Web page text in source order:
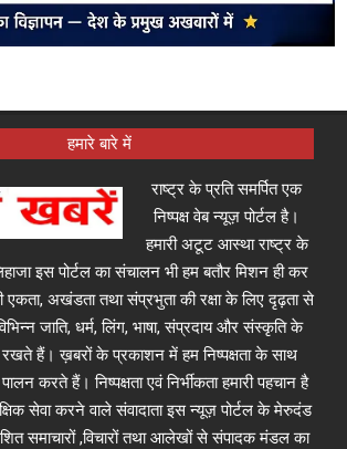
हमारे बारे में
राष्ट्र के प्रति समर्पित एक
निष्पक्ष वेब न्यूज़ पोर्टल है।
हमारी अटूट आस्था राष्ट्र के
इस पोर्टल का संचालन भी हम बतौर मिशन ही कर
एकता, अखंडता तथा संप्रभुता की रक्षा के लिए दृढ़ता से
जाति, धर्म, लिंग, भाषा, संप्रदाय और संस्कृति के
रखते हैं। ख़बरों के प्रकाशन में हम निष्पक्षता के साथ
करते हैं। निष्पक्षता एवं निर्भीकता हमारी पहचान है
सेवा करने वाले संवादाता इस न्यूज़ पोर्टल के मेरुदंड
समाचारों ,विचारों तथा आलेखों से संपादक मंडल का